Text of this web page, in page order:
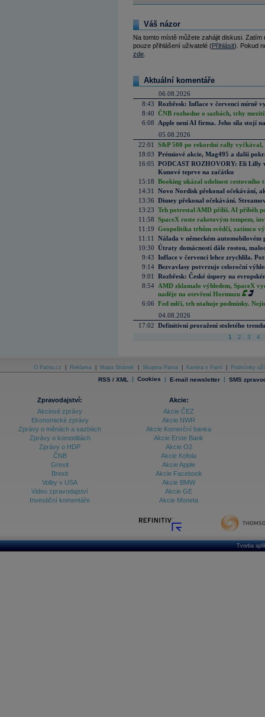
Váš názor
Na tomto místě můžete zahájit diskusi.
pouze přihlášení uživatelé (Přihlásit). Pokud
zde
Aktuální komentáře
06.08.2026
8:43 Rozbřesk: Inflace v červenci mírně
8:40 ČNB rozhodne o sazbách, trhy
6:08
Apple není AI firma. Jeho síla stojí
05.08.2026
22:01
S&P 500 po rekordní rally vyčkával,
18:03 Prémiové akcie, Mag495 a další
16:05 PODCAST ROZHOVORY: Eli Lilly
Kunové teprve na začátku
15:18 Booking ukázal odolnost cestovního
14:31
Novo Nordisk překonal očekávání,
13:36 Disney překonal očekávání.
13:23 Trh potrestal AMD příliš. AI příběh
11:58 SpaceX roste raketovým tempem,
11:19 Geopolitika trhům svědčí, zatímco
11:11
Nálada v německém automobilovém
10:30 Útraty domácností dále rostou,
9:43 Inflace v červenci lehce zrychlila.
9:14 Bezvavlasy potvrzuje celoroční
9:01
Rozbřesk: České úspory na
8:54 AMD zklamalo výhledem, SpaceX
naděje na otevření Hormuzu
6:06 Fed mlčí, trh utahuje podmínky.
04.08.2026
17:02 Definitivní proražení stoletého
1 2 3 4
O Patria.cz Reklama Mapa Stránek Skupina Patria Kariéra v Patrii Podmínky
RSS / XML | Cookies | E-mail newsletter | SMS
Zpravodajství:
Akciové zprávy
Ekonomické zprávy
Zprávy o měnách a sazbách
Zprávy o komoditách
Zprávy o HDP
ČNB
Grexit
Brexit
Volby v USA
Video zpravodajství
Investiční komentáře
Akcie:
Akcie ČEZ
Akcie NWR
Akcie Komerční banka
Akcie Erste Bank
Akcie O2
Akcie Kofola
Akcie Apple
Akcie Facebook
Akcie BMW
Akcie GE
Akcie Moneta
Tvorba